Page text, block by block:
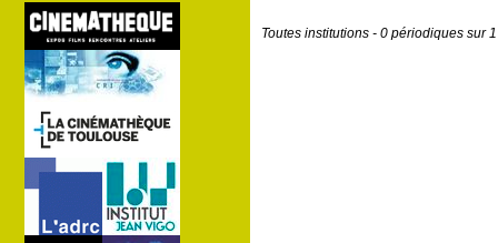
Toutes institutions - 0 périodiques sur